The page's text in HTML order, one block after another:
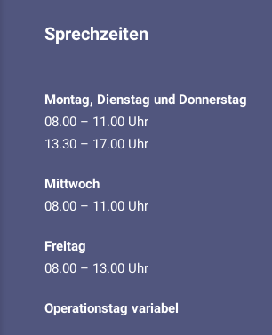
Sprechzeiten
Montag, Dienstag und Donnerstag
08.00 – 11.00 Uhr
13.30 – 17.00 Uhr
Mittwoch
08.00 – 11.00 Uhr
Freitag
08.00 – 13.00 Uhr
Operationstag variabel